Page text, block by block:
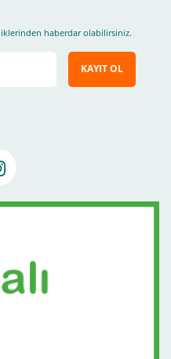
haberdar olabilirsiniz.
KAYIT OL